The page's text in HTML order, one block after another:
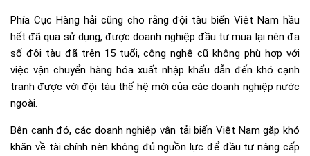
Phía Cục Hàng hải cũng cho rằng đội tàu biển Việt Nam hầu
hết đã qua sử dụng, được doanh nghiệp đầu tư mua lại nên đa
số đội tàu đã trên 15 tuổi, công nghệ cũ không phù hợp với
việc vận chuyển hàng hóa xuất nhập khẩu dẫn đến khó cạnh
tranh được với đội tàu thế hệ mới của các doanh nghiệp nước
ngoài.
Bên cạnh đó, các doanh nghiệp vận tải biển Việt Nam gặp khó
khăn về tài chính nên không đủ nguồn lực để đầu tư nâng cấp